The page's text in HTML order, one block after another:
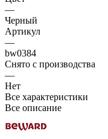
—
Черный
Артикул
—
bw0384
Снято с производства
—
Нет
Все характеристики
Все описание